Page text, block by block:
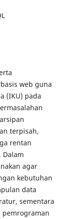
web guna
(IKU) pada
terpisah,
rentan
agar
kebutuhan
data
sementara
pemrograman